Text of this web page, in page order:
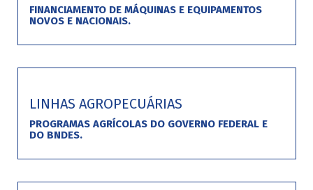
FINANCIAMENTO DE MÁQUINAS E EQUIPAMENTOS
NOVOS E NACIONAIS.
LINHAS AGROPECUÁRIAS
PROGRAMAS AGRÍCOLAS DO GOVERNO FEDERAL E
DO BNDES.